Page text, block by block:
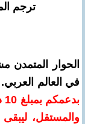
ترجم
الحوار المتمدن
في العالم
والمستقل،